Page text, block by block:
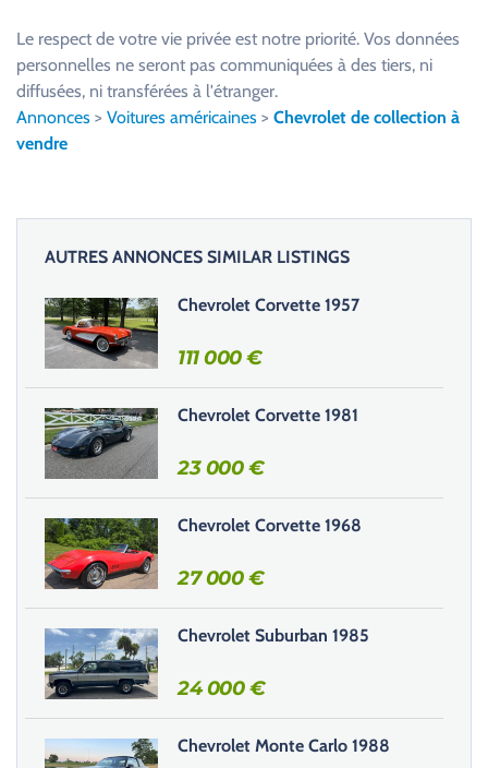
e
s
e
r
c
e
c
h
a
m
p
v
i
d
e
.
Le respect de votre vie privée est notre priorité. Vos données
personnelles ne seront pas communiquées à des tiers, ni
diffusées, ni transférées à l'étranger.
Annonces > Voitures américaines > Chevrolet de collection à
vendre
AUTRES ANNONCES SIMILAR LISTINGS
Chevrolet Corvette 1957
111 000€
Chevrolet Corvette 1981
23 000€
Chevrolet Corvette 1968
27 000€
Chevrolet Suburban 1985
24 000€
Chevrolet Monte Carlo 1988